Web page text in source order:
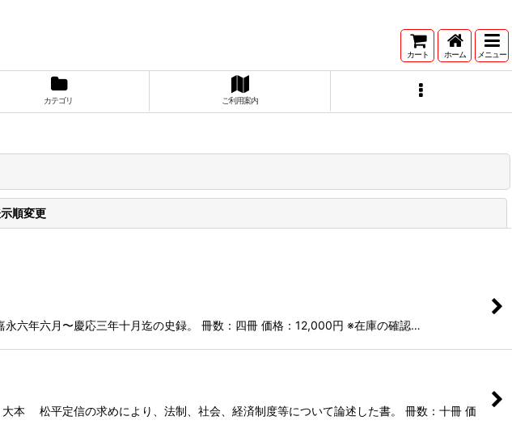
カート ホーム メニュー
カテゴリ ご利用案内
順変更
六年六月〜慶応三年十月迄の史録。 冊数：四冊 価格：12,000円 ※在庫の確認…
松平定信の求めにより、法制、社会、経済制度等について論述した書。 冊数：十冊 価